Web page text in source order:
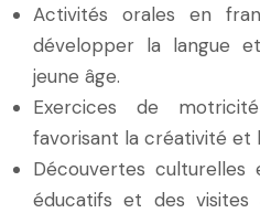
Activités orales en
développer la langue
jeune âge.
Exercices de
favorisant la créativité et
Découvertes culturelles
éducatifs et des visites